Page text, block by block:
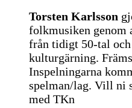
Torsten Karlsson
folkmusiken genom
från tidigt 50-tal
kulturgärning.
Inspelningarna
spelman/lag. Vill ni
med TKn